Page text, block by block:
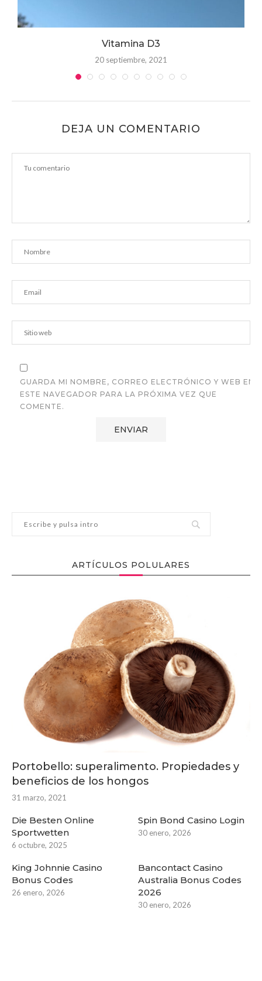
Vitamina D3
20 septiembre, 2021
DEJA UN COMENTARIO
GUARDA MI NOMBRE, CORREO ELECTRÓNICO Y WEB EN
ESTE NAVEGADOR PARA LA PRÓXIMA VEZ QUE
COMENTE.
ARTÍCULOS POLULARES
Portobello: superalimento. Propiedades y
beneficios de los hongos
31 marzo, 2021
Die Besten Online
Sportwetten
6 octubre, 2025
Spin Bond Casino Login
30 enero, 2026
King Johnnie Casino
Bonus Codes
26 enero, 2026
Bancontact Casino
Australia Bonus Codes
2026
30 enero, 2026